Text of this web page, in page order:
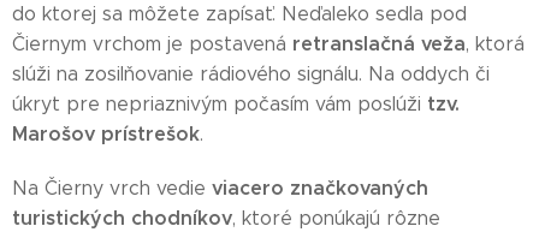
do ktorej sa môžete zapísať. Neďaleko sedla pod
Čiernym vrchom je postavená retranslačná veža, ktorá
slúži na zosilňovanie rádiového signálu. Na oddych či
úkryt pre nepriaznivým počasím vám poslúži tzv.
Marošov prístrešok.
Na Čierny vrch vedie viacero značkovaných
turistických chodníkov, ktoré ponúkajú rôzne